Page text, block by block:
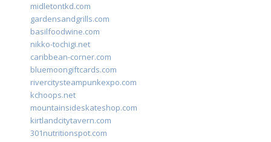
midletontkd.com
gardensandgrills.com
basilfoodwine.com
nikko-tochigi.net
caribbean-corner.com
bluemoongiftcards.com
rivercitysteampunkexpo.com
kchoops.net
mountainsideskateshop.com
kirtlandcitytavern.com
301nutritionspot.com